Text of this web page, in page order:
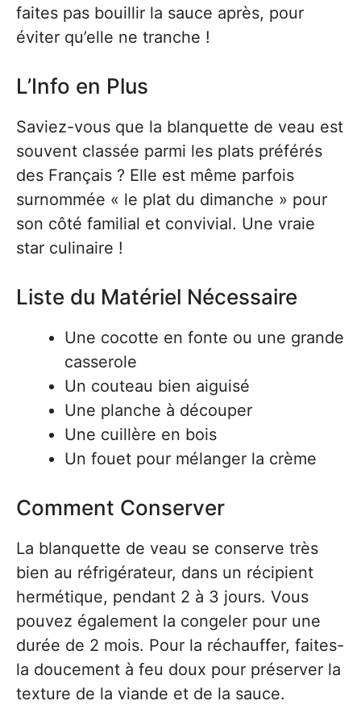
faites pas bouillir la sauce après, pour
éviter qu’elle ne tranche !
L’Info en Plus
Saviez-vous que la blanquette de veau est
souvent classée parmi les plats préférés
des Français ? Elle est même parfois
surnommée « le plat du dimanche » pour
son côté familial et convivial. Une vraie
star culinaire !
Liste du Matériel Nécessaire
Une cocotte en fonte ou une grande
casserole
Un couteau bien aiguisé
Une planche à découper
Une cuillère en bois
Un fouet pour mélanger la crème
Comment Conserver
La blanquette de veau se conserve très
bien au réfrigérateur, dans un récipient
hermétique, pendant 2 à 3 jours. Vous
pouvez également la congeler pour une
durée de 2 mois. Pour la réchauffer, faites-
la doucement à feu doux pour préserver la
texture de la viande et de la sauce.